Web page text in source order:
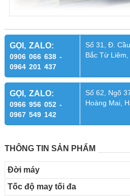
GỌI, ZALO:
0906 066 638 -
0964 201 437
Số 31, Đ.
Bắc Từ
GỌI, ZALO:
0966 956 052 -
0967 549 142
Số 62, Ngõ
Hoàng Mai,
THÔNG TIN SẢN PHẨM
Đời máy
Tốc độ may tối đa